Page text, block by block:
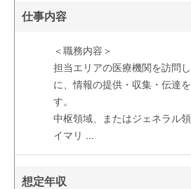
仕事内容
＜職務内容＞
担当エリアの医療機関を訪問
に、情報の提供・収集・伝達
す。
中枢領域、またはジェネラル
イマリ
想定年収